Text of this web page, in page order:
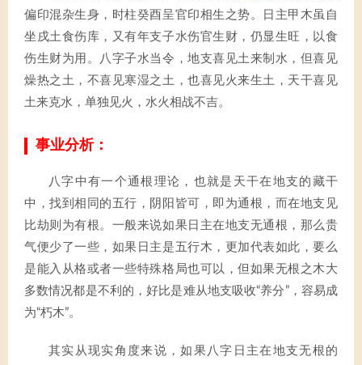
偏印混杂生身，时柱癸酉呈官印相生之势。日主甲木虽自
坐戌土食伤库，又有年支子水伤官生财，仍显生旺，以食
伤生财为用。八字子水当令，地支喜见土来制水，但喜见
燥热之土，不喜见寒湿之土，也喜见火来生土，天干喜见
土来克水，单独见火，水火相战不吉。
事业分析：
八字中有一个通根理论，也就是天干在地支的藏干
中，找到相同的五行，阴阳皆可，即为通根，而在地支见
比劫则为有根。一般来说如果日主在地支无通根，那么贵
气便少了一些，如果日主是五行木，更加代表如此，要么
是能入从格或者一些特殊格局也可以，但如果无根之木大
多数情况都是不利的，好比是难从地支吸收“养分”，容易成
为“朽木”。
其实从现实角度来说，如果八字日主在地支无根的